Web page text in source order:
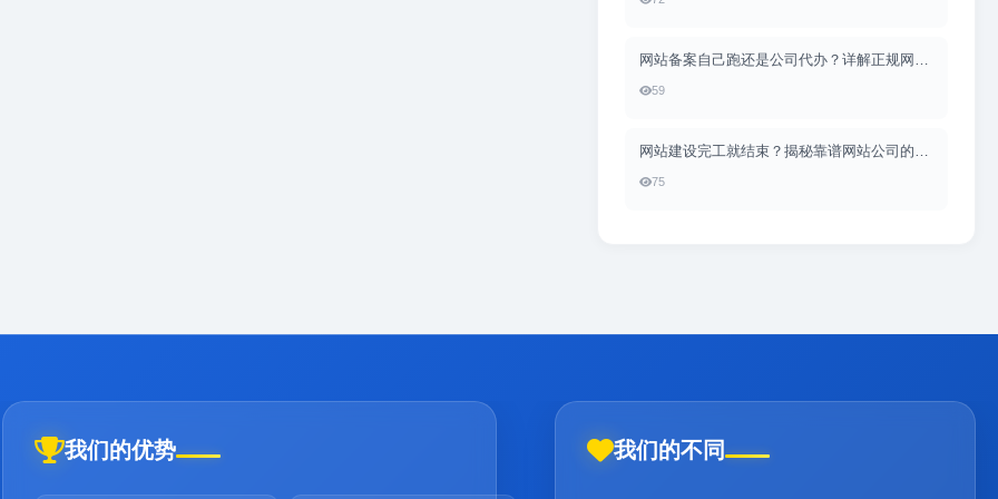
网站备案自己跑还是公司代办？详解正规网站建设公司的备案全流程服务（含小二CMS备案实战）
59
网站建设完工就结束？揭秘靠谱网站公司的售后服务清单（含小二CMS实战解读）
75
我们的优势 我们的不同